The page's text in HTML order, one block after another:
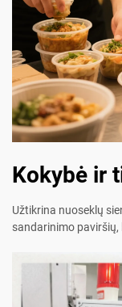
Kokybė ir
Užtikrina nuoseklų
sandarinimo